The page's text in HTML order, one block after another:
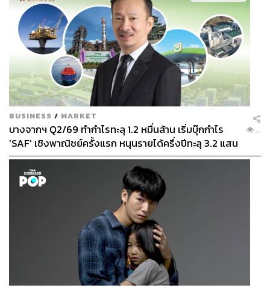
BUSINESS / MARKET
บางจากฯ Q2/69 ทำกำไรทะลุ 1.2 หมื่นล้าน เริ่มบุ๊กกำไร
‘SAF’ เชิงพาณิชย์ครั้งแรก หนุนรายได้ครึ่งปีทะลุ 3.2 แสน
ล้าน
...